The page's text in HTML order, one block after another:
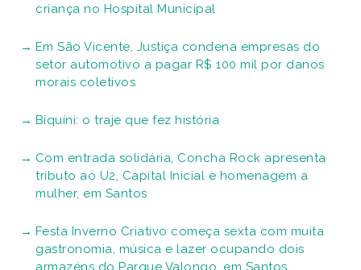
criança no Hospital Municipal
Em São Vicente, Justiça condena empresas do
setor automotivo a pagar R$ 100 mil por danos
morais coletivos
Biquíni: o traje que fez história
Com entrada solidária, Concha Rock apresenta
tributo ao U2, Capital Inicial e homenagem a
mulher, em Santos
Festa Inverno Criativo começa sexta com muita
gastronomia, música e lazer ocupando dois
armazéns do Parque Valongo, em Santos